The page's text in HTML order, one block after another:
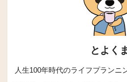
とよくま
人生100年時代のライフプランニ